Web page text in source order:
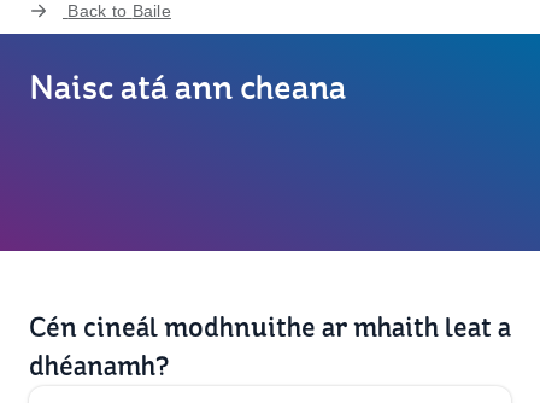
Back to Baile
Naisc atá ann cheana
Cén cineál modhnuithe ar mhaith leat a
dhéanamh?